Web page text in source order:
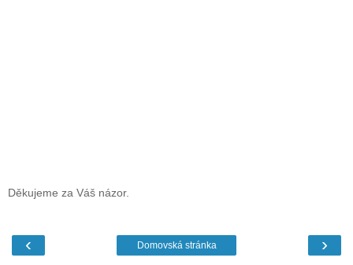
Děkujeme za Váš názor.
‹ ›
Domovská stránka